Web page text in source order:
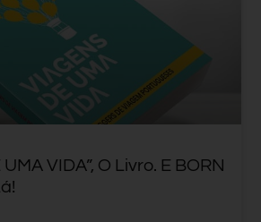
VIDA”, O Livro. E BORN